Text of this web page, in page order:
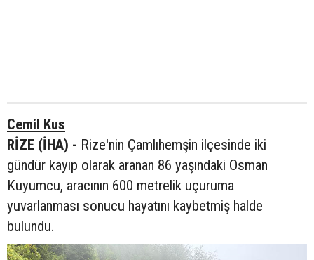
Cemil Kus
RİZE (İHA) - Rize'nin Çamlıhemşin ilçesinde iki
gündür kayıp olarak aranan 86 yaşındaki Osman
Kuyumcu, aracının 600 metrelik uçuruma
yuvarlanması sonucu hayatını kaybetmiş halde
bulundu.